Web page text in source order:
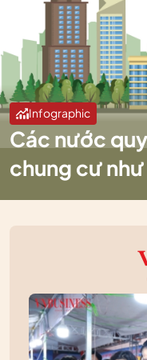
Infographic
Các nước
chung cư